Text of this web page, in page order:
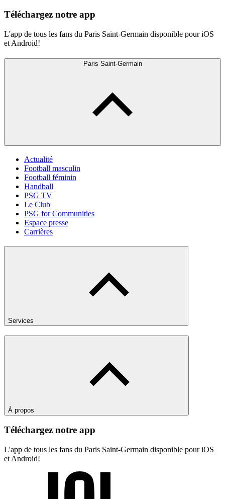
Téléchargez notre app
L'app de tous les fans du Paris Saint-Germain disponible pour iOS
et Android!
Paris Saint-Germain
Actualité
Football masculin
Football féminin
Handball
PSG TV
Le Club
PSG for Communities
Espace presse
Carrières
Services
À propos
Téléchargez notre app
L'app de tous les fans du Paris Saint-Germain disponible pour iOS
et Android!